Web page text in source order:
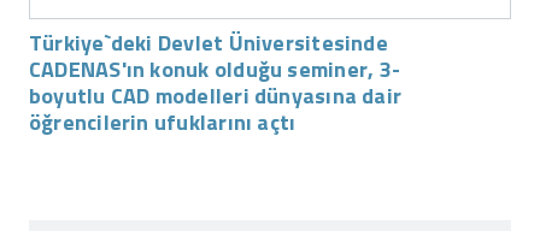
Türkiye`deki Devlet Üniversitesinde
CADENAS'ın konuk olduğu seminer, 3-
boyutlu CAD modelleri dünyasına dair
öğrencilerin ufuklarını açtı